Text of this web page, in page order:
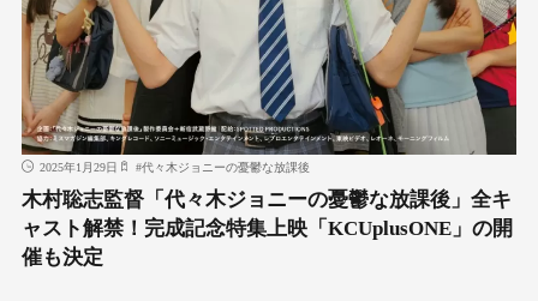
2025年1月29日 #代々木ジョニーの憂鬱な放課後
木村聡志監督「代々木ジョニーの憂鬱な放課後」全キ
ャスト解禁！完成記念特集上映「KCUplusONE」の開
催も決定